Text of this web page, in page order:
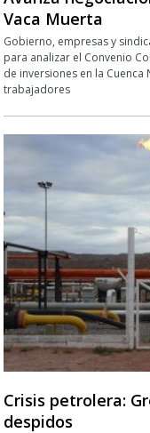
Vaca Muerta
Gobierno, empresas y
para analizar el Convenio
de inversiones en la
trabajadores
Crisis petrolera:
despidos